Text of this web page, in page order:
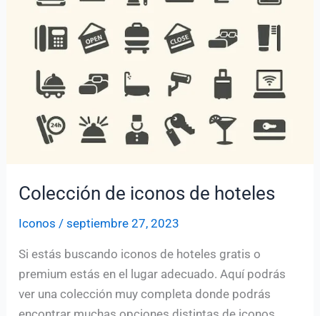
Colección de iconos de hoteles
Iconos /septiembre 27, 2023
Si estás buscando iconos de hoteles gratis o
premium estás en el lugar adecuado. Aquí podrás
ver una colección muy completa donde podrás